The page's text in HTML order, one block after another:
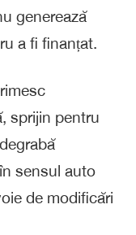
generează
a fi finanțat.
sprijin pentru
sensul auto
de modificări